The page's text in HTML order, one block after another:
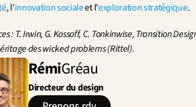
, l'innovation sociale et l'exploration stratégique.
: T. Irwin, G. Kossoff, C. Tonkinwise, Transition
des wicked problems (Rittel).
RémiGréau
Directeur du design